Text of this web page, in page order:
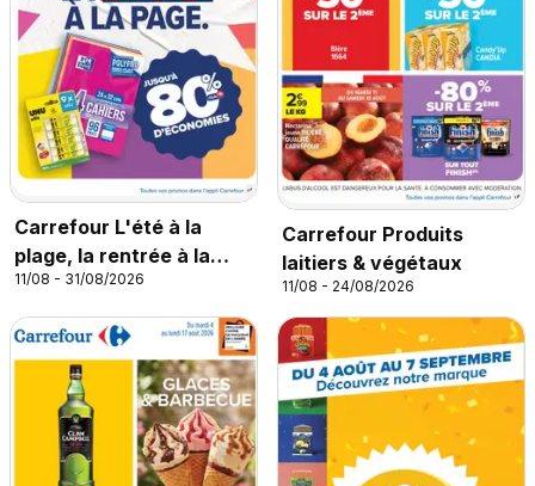
Carrefour L'été à la
plage, la rentrée à la
page
11/08 - 31/08/2026
Carrefour Produits
laitiers & végétaux
11/08 - 24/08/2026